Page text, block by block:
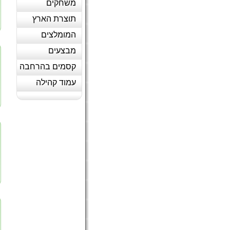
משחקים
תוצרת הארץ
המומלצים
מבצעים
קסמים בהרחבה
עמוד קהילה